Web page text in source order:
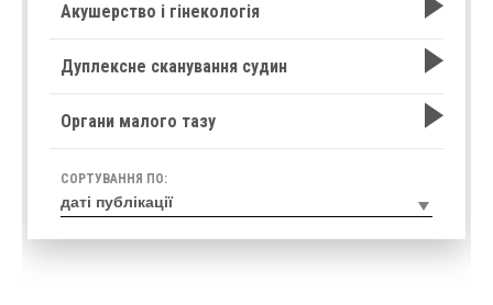
Акушерство і гінекологія
Дуплексне сканування судин
Органи малого тазу
СОРТУВАННЯ ПО: